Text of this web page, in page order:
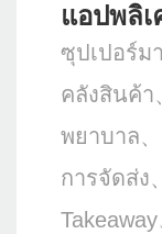
แอปพลิ
ซุปเปอร์มา
คลังสินค้า
พยาบาล
การจัดส่ง、